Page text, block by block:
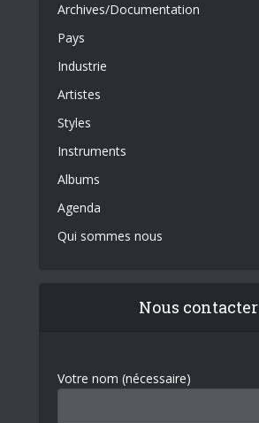
Archives/Documentation
Pays
Industrie
Artistes
Styles
Instruments
Albums
Agenda
Qui sommes nous
Nous contacter
Votre nom (nécessaire)